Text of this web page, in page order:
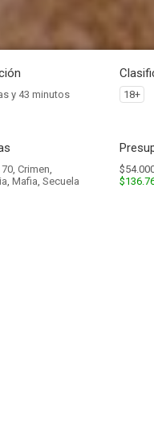
y 43 minutos 18+
, Crimen,
, Mafia, Secuela